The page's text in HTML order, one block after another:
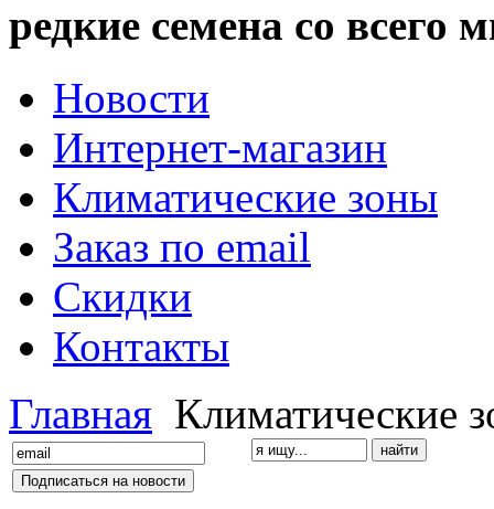
редкие семена со всего
Новости
Интернет-магазин
Климатические зоны
Заказ по email
Скидки
Контакты
Главная Климатические